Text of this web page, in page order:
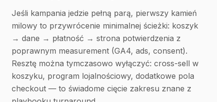
Jeśli kampania jedzie pełną parą, pierwszy kamień
milowy to przywrócenie minimalnej ścieżki: koszyk
→ dane → płatność → strona potwierdzenia z
poprawnym measurement (GA4, ads, consent).
Resztę można tymczasowo wyłączyć: cross-sell w
koszyku, program lojalnościowy, dodatkowe pola
checkout — to świadome cięcie zakresu znane z